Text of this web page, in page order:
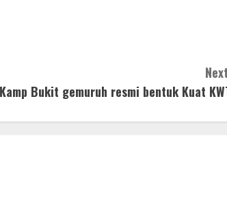
Bukit gemuruh resmi bentuk Kuat